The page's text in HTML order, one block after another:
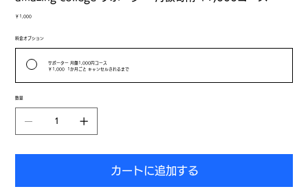
価
￥1,000
料金オプション
サポーター 月額1,000円コース
￥1,000
1か月ごと キャンセルされるまで
数量
カートに追加する